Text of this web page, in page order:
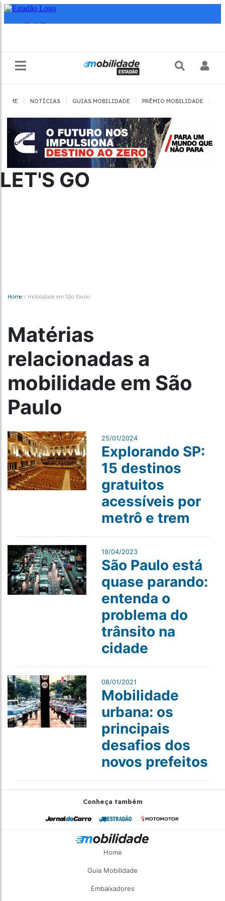
HOME NOTÍCIAS GUIAS MOBILIDADE PRÊMIO MOBILIDADE
LET'S GO
Home / mobilidade em São Paulo
Matérias
relacionadas a
mobilidade em São
Paulo
25/01/2024
Explorando SP:
15 destinos
gratuitos
acessíveis por
metrô e trem
19/04/2023
São Paulo está
quase parando:
entenda o
problema do
trânsito na
cidade
08/01/2021
Mobilidade
urbana: os
principais
desafios dos
novos prefeitos
Conheça também
Home
Guia Mobilidade
Embaixadores